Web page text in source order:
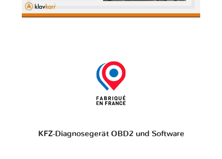
KFZ-Diagnosegerät OBD2 und Software